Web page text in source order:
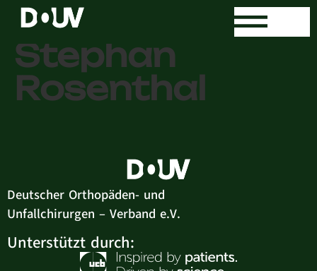
Dr. med.
Stephan
Rosenthal
Deutscher Orthopäden- und
Unfallchirurgen – Verband e.V.
Unterstützt durch: